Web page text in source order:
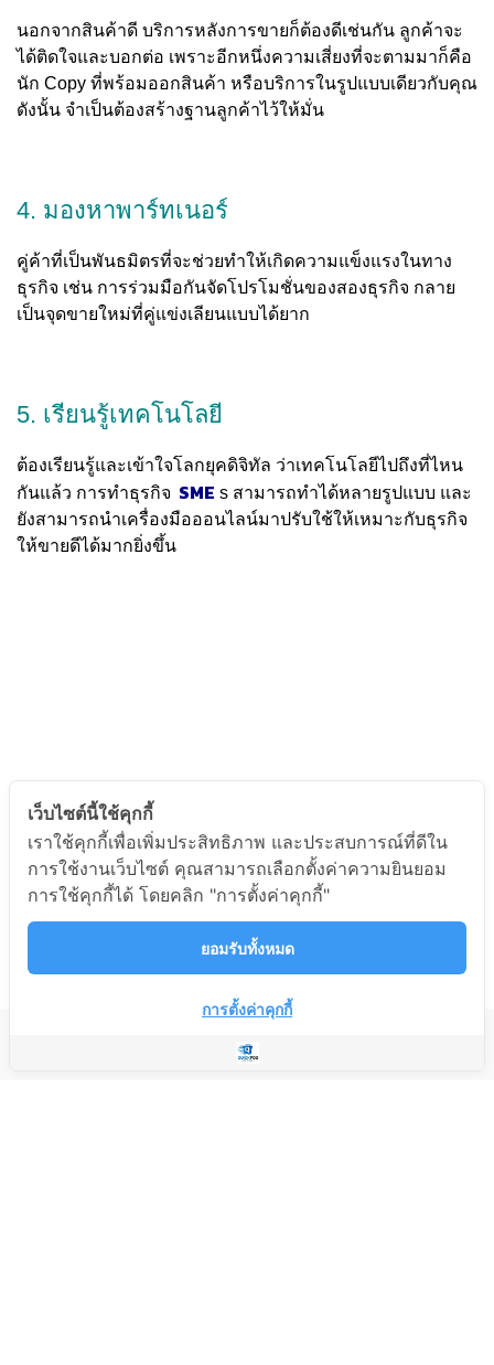
นอกจากสินค้าดี บริการหลังการขายก็ต้องดีเช่นกัน ลูกค้าจะ
ได้ติดใจและบอกต่อ เพราะอีกหนึ่งความเสี่ยงที่จะตามมาก็คือ
นัก Copy ที่พร้อมออกสินค้า หรือบริการในรูปแบบเดียวกับคุณ
ดังนั้น จำเป็นต้องสร้างฐานลูกค้าไว้ให้มั่น
4. มองหาพาร์ทเนอร์
คู่ค้าที่เป็นพันธมิตรที่จะช่วยทำให้เกิดความแข็งแรงในทาง
ธุรกิจ เช่น การร่วมมือกันจัดโปรโมชั่นของสองธุรกิจ กลาย
เป็นจุดขายใหม่ที่คู่แข่งเลียนแบบได้ยาก
5. เรียนรู้เทคโนโลยี
ต้องเรียนรู้และเข้าใจโลกยุคดิจิทัล ว่าเทคโนโลยีไปถึงที่ไหน
กันแล้ว การทำธุรกิจ SME s สามารถทำได้หลายรูปแบบ และ
ยังสามารถนำเครื่องมือออนไลน์มาปรับใช้ให้เหมาะกับธุรกิจ
ให้ขายดีได้มากยิ่งขึ้น
เว็บไซต์นี้ใช้คุกกี้
เราใช้คุกกี้เพื่อเพิ่มประสิทธิภาพ และประสบการณ์ที่ดีใน
การใช้งานเว็บไซต์ คุณสามารถเลือกตั้งค่าความยินยอม
การใช้คุกกี้ได้ โดยคลิก "การตั้งค่าคุกกี้"
ยอมรับทั้งหมด
การตั้งค่าคุกกี้